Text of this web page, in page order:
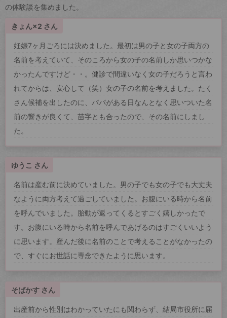
の体験談を集めました。
きょん×2 さん
妊娠7ヶ月ごろには決めました。最初は男の子と女の子両方の
名前を考えていて、そのころから女の子の名前しか思いつかな
かったんですけど・・。健診で間違いなく女の子だろうと言わ
れてからは、安心して（笑）女の子の名前を考えました。たく
さん候補を出したのに、パパがある日なんとなく思いついた名
前の響きが良くて、苗字とも合ったので、その名前にしまし
た。
ゆうこ さん
名前は産む前に決めていました。男の子でも女の子でも大丈夫
なように両方考えて過ごしていました。お腹にいる時から名前
を呼んでいました。胎動が返ってくるとすごく嬉しかったで
す。お腹にいる時から名前を呼んであげるのはすごくいいよう
に思います。産んだ後に名前のことで考えることがなかったの
で、すぐにお世話に専念できたように思います。
そばかす さん
出産前から性別はわかっていたにも関わらず、結局市役所に届